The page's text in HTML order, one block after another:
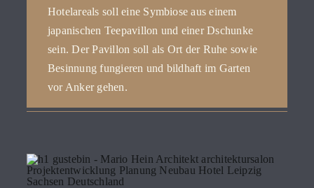
Hotelareals soll eine Symbiose aus einem
japanischen Teepavillon und einer Dschunke
sein. Der Pavillon soll als Ort der Ruhe sowie
Besinnung fungieren und bildhaft im Garten
vor Anker gehen.